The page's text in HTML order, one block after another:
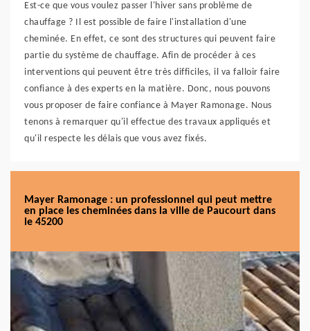
Est-ce que vous voulez passer l'hiver sans problème de
chauffage ? Il est possible de faire l'installation d'une
cheminée. En effet, ce sont des structures qui peuvent faire
partie du système de chauffage. Afin de procéder à ces
interventions qui peuvent être très difficiles, il va falloir faire
confiance à des experts en la matière. Donc, nous pouvons
vous proposer de faire confiance à Mayer Ramonage. Nous
tenons à remarquer qu'il effectue des travaux appliqués et
qu'il respecte les délais que vous avez fixés.
Mayer Ramonage : un professionnel qui peut mettre
en place les cheminées dans la ville de Paucourt dans
le 45200